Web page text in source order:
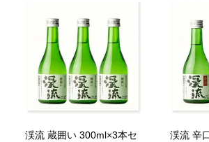
渓流 蔵囲い 300ml×3本セ
渓流 辛